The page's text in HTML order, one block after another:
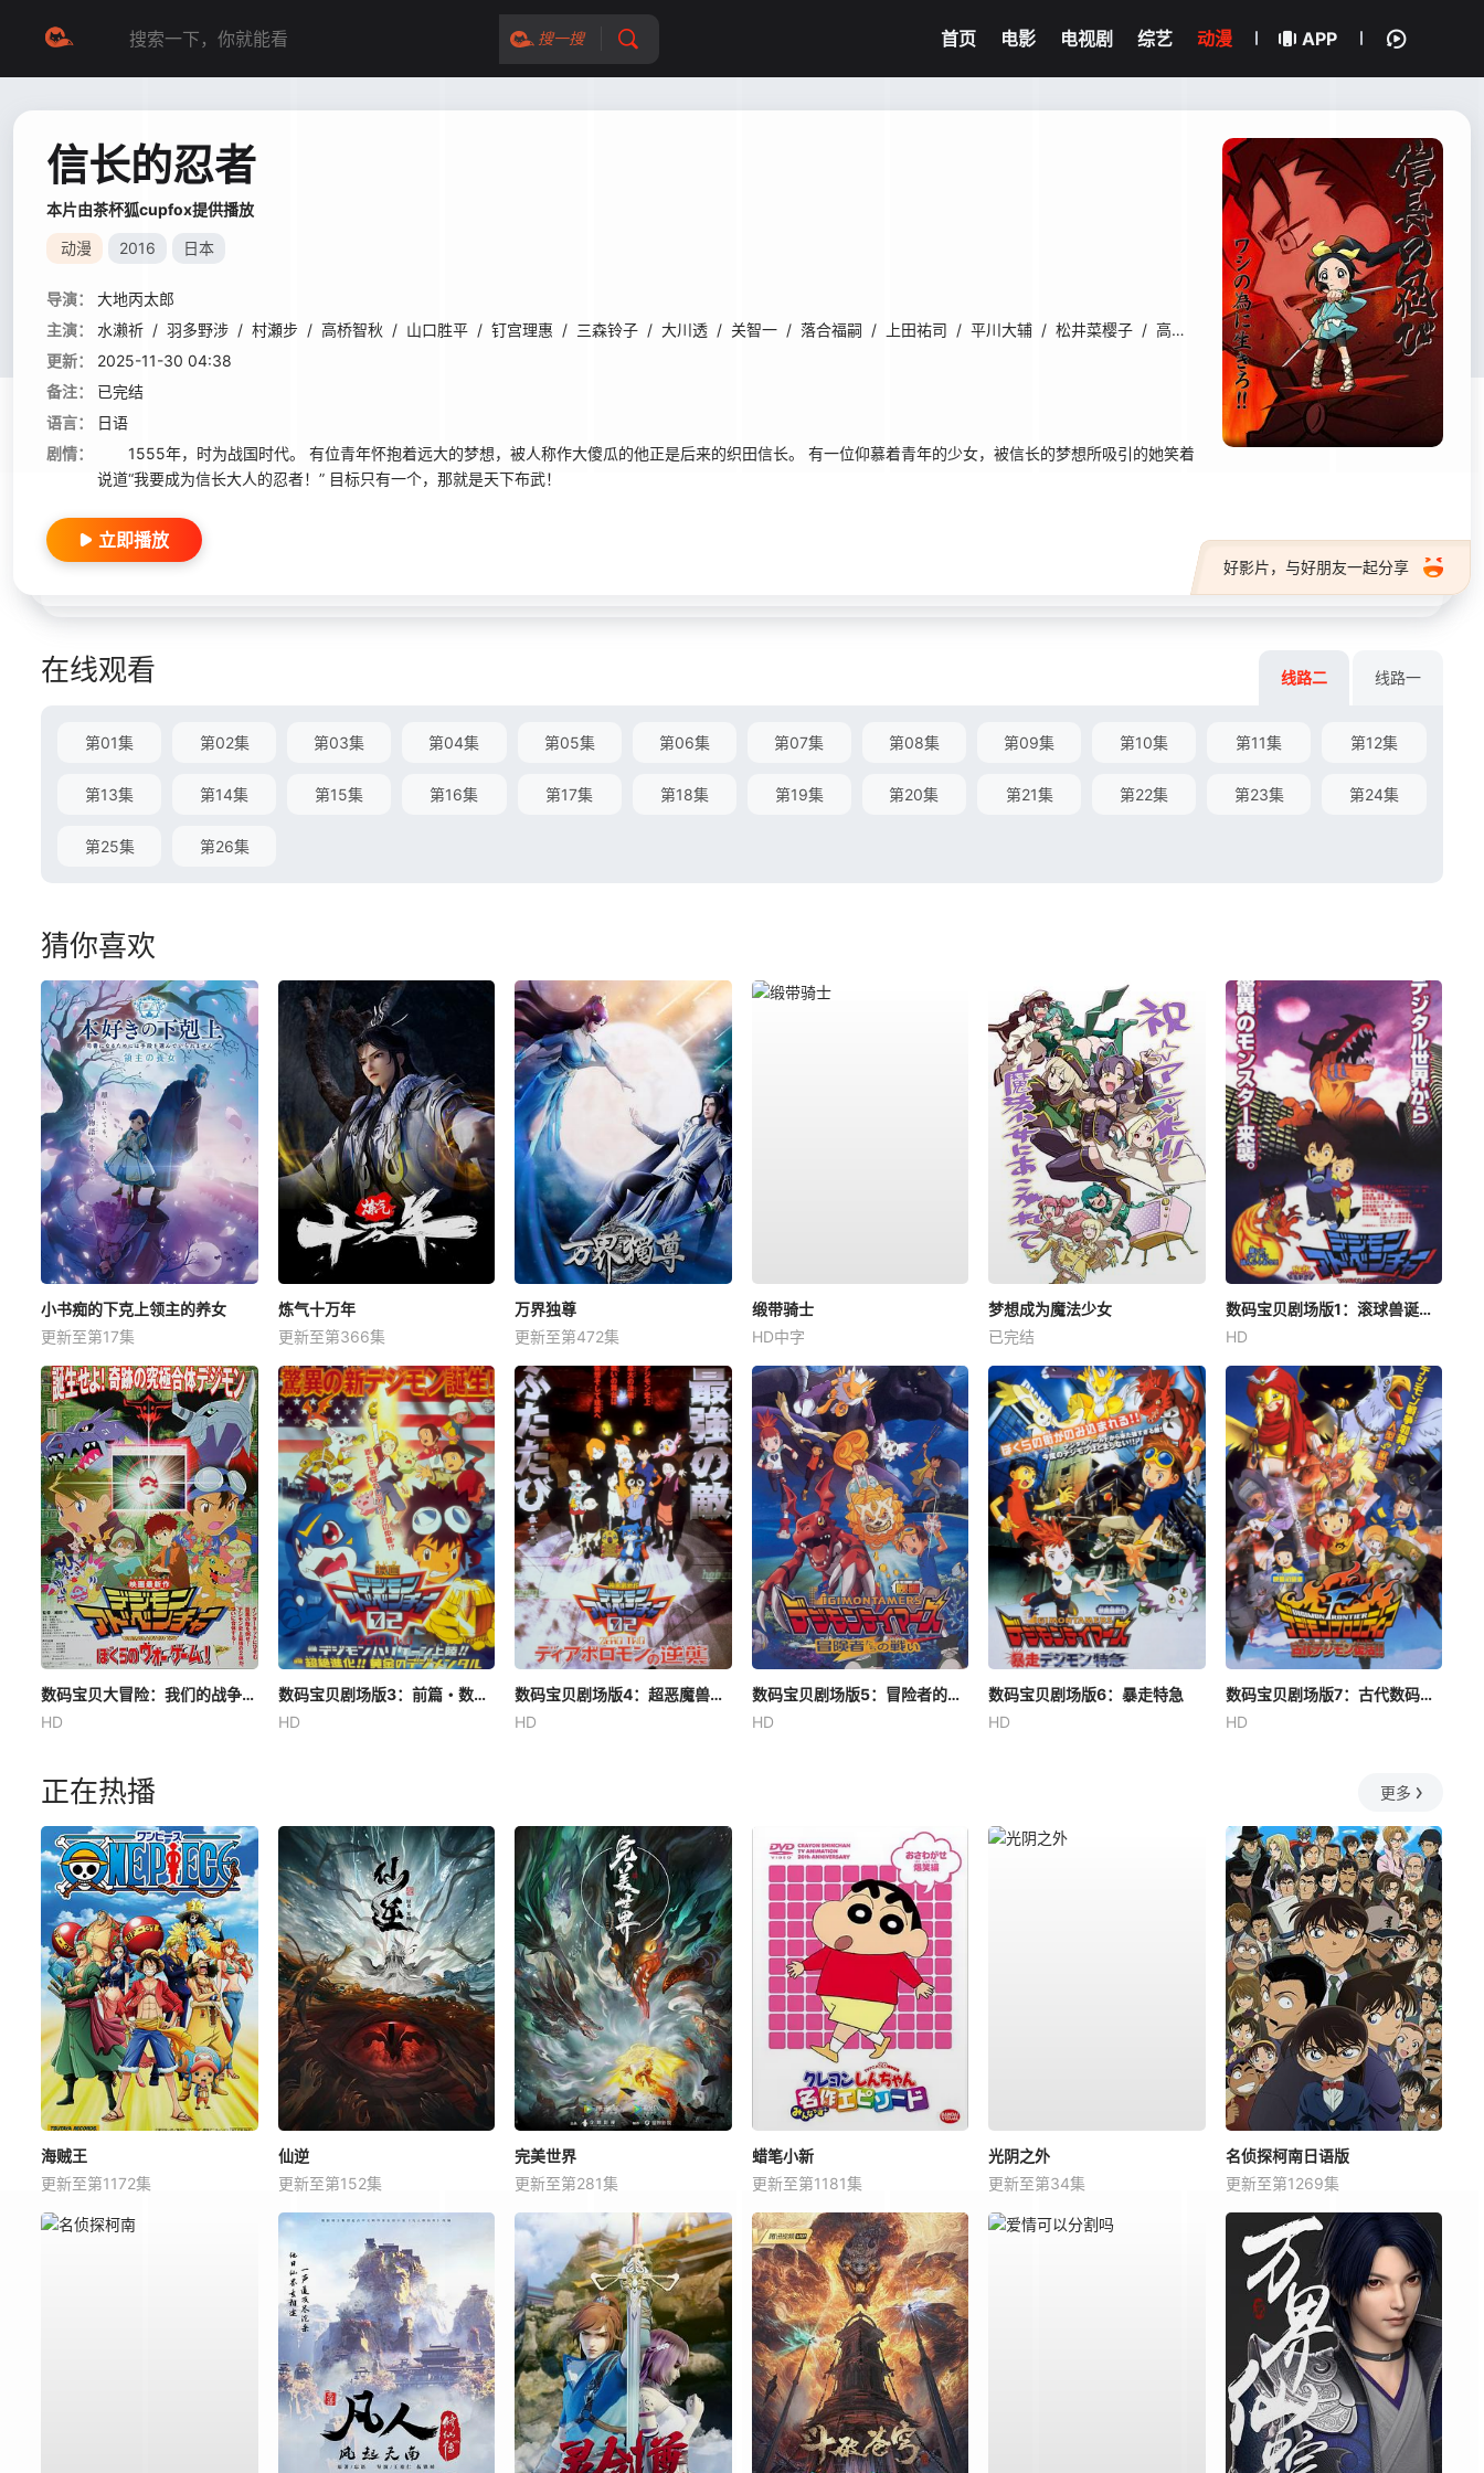
搜一搜 首页 电影 电视剧 综艺 动漫 APP
信长的忍者
本片由茶杯狐cupfox提供播放
动漫 2016 日本
导演：
大地丙太郎
主演：
水濑祈 / 羽多野涉 / 村瀬步 / 高桥智秋 / 山口胜平 / 钉宫理惠 / 三森铃子 / 大川透 / 关智一 / 落合福嗣 / 上田祐司 / 平川大辅 / 松井菜樱子 / 高木涉 立花慎之介 / 置鲇龙太郎 / 桧山修
更新：
2025-11-30 04:38
备注：
已完结
语言：
日语
剧情：
1555年，时为战国时代。 有位青年怀抱着远大的梦想，被人称作大傻瓜的他正是后来的织田信长。 有一位仰慕着青年的少女，被信长的梦想所吸引的她笑着
说道“我要成为信长大人的忍者！” 目标只有一个，那就是天下布武！
好影片，与好朋友一起分享
立即播放
在线观看 线路二 线路一
第01集 第02集 第03集 第04集 第05集 第06集 第07集 第08集 第09集 第10集 第11集 第12集
第13集 第14集 第15集 第16集 第17集 第18集 第19集 第20集 第21集 第22集 第23集 第24集
第25集 第26集
猜你喜欢
小书痴的下克上领主的养女
更新至第17集
炼气十万年
更新至第366集
万界独尊
更新至第472集
缎带骑士
HD中字
梦想成为魔法少女
已完结
数码宝贝剧场版1：滚球兽诞生之谜
HD
数码宝贝大冒险：我们的战争游戏！
HD
数码宝贝剧场版3：前篇・数码兽飓风登陆！！后篇・超绝进化！
HD
数码宝贝剧场版4：超恶魔兽的反击
HD
数码宝贝剧场版5：冒险者的战斗
HD
数码宝贝剧场版6：暴走特急
HD
数码宝贝剧场版7：古代数码兽复活
HD
正在热播 更多
海贼王
更新至第1172集
仙逆
更新至第152集
完美世界
更新至第281集
蜡笔小新
更新至第1181集
光阴之外
更新至第34集
名侦探柯南日语版
更新至第1269集